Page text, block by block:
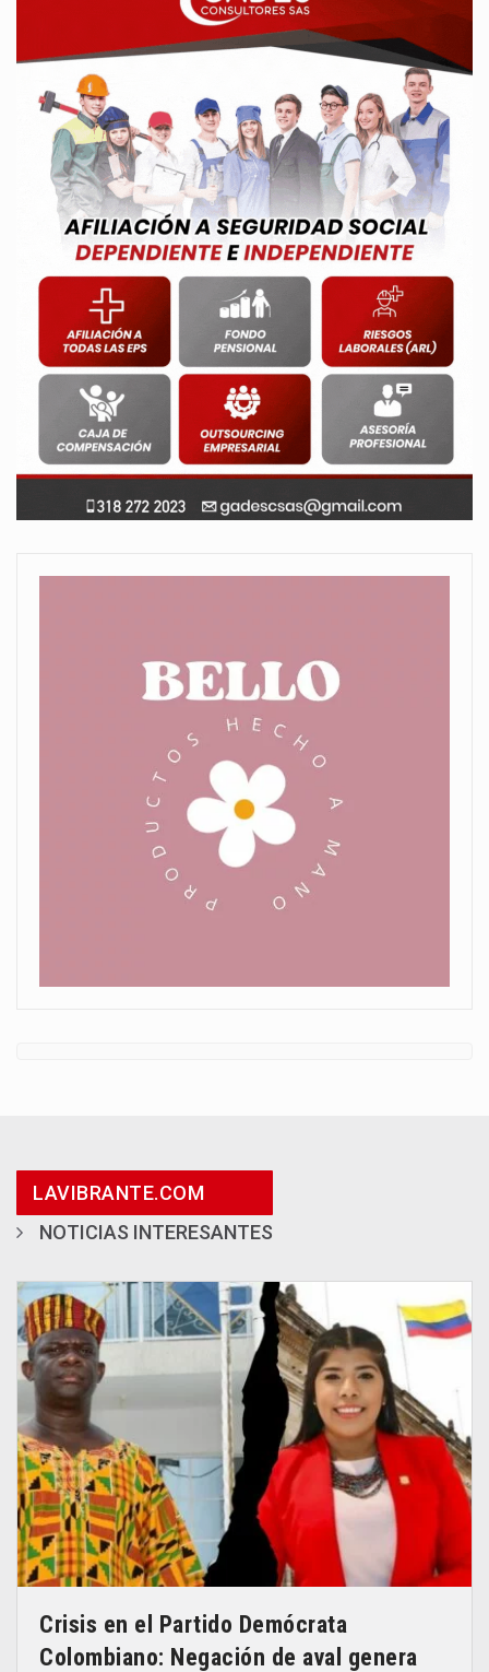
LAVIBRANTE.COM
NOTICIAS INTERESANTES
Crisis en el Partido Demócrata
Colombiano: Negación de aval genera